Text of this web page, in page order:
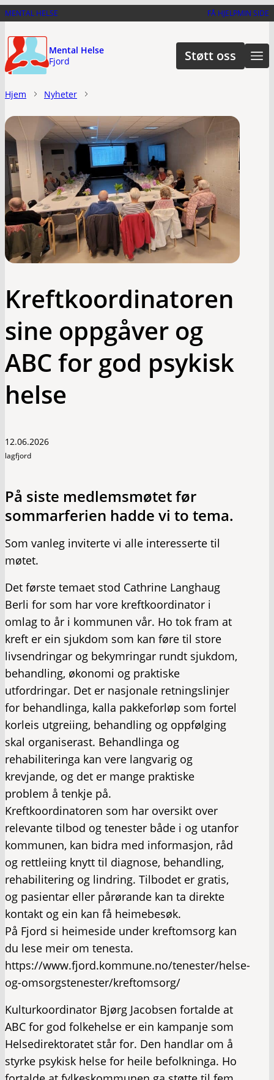
Hopp
hovedinnhold
MENTAL HELSE FÅ HJELPMIN SIDE
Mental Helse
Fjord
Støtt oss
Hjem Nyheter
Kreftkoordinatoren
sine oppgåver og
ABC for god psykisk
helse
12.06.2026
lagfjord
På siste medlemsmøtet før
sommarferien hadde vi to tema.
Som vanleg inviterte vi alle interesserte til
møtet.
Det første temaet stod Cathrine Langhaug
Berli for som har vore kreftkoordinator i
omlag to år i kommunen vår. Ho tok fram at
kreft er ein sjukdom som kan føre til store
livsendringar og bekymringar rundt sjukdom,
behandling, økonomi og praktiske
utfordringar. Det er nasjonale retningslinjer
for behandlinga, kalla pakkeforløp som fortel
korleis utgreiing, behandling og oppfølging
skal organiserast. Behandlinga og
rehabiliteringa kan vere langvarig og
krevjande, og det er mange praktiske
problem å tenkje på.
Kreftkoordinatoren som har oversikt over
relevante tilbod og tenester både i og utanfor
kommunen, kan bidra med informasjon, råd
og rettleiing knytt til diagnose, behandling,
rehabilitering og lindring. Tilbodet er gratis,
og pasientar eller pårørande kan ta direkte
kontakt og ein kan få heimebesøk.
På Fjord si heimeside under kreftomsorg kan
du lese meir om tenesta.
https://www.fjord.kommune.no/tenester/helse-
og-omsorgstenester/kreftomsorg/
Kulturkoordinator Bjørg Jacobsen fortalde at
ABC for god folkehelse er ein kampanje som
Helsedirektoratet står for. Den handlar om å
styrke psykisk helse for heile befolkninga. Ho